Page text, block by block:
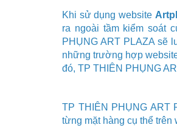
Khi sử dụng website
ra ngoài tầm kiểm soát
PHỤNG ART PLAZA sẽ
những trường hợp
đó, TP THIÊN PHỤNG
TP THIÊN PHỤNG ART
từng mặt hàng cụ thể trên